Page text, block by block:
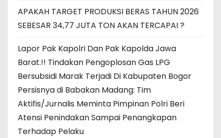
APAKAH TARGET PRODUKSI BERAS TAHUN 2026
SEBESAR 34,77 JUTA TON AKAN TERCAPAI ?
Lapor Pak Kapolri Dan Pak Kapolda Jawa
Barat.!! Tindakan Pengoplosan Gas LPG
Bersubsidi Marak Terjadi Di Kabupaten Bogor
Persisnya di Babakan Madang: Tim
Aktifis/Jurnalis Meminta Pimpinan Polri Beri
Atensi Penindakan Sampai Penangkapan
Terhadap Pelaku